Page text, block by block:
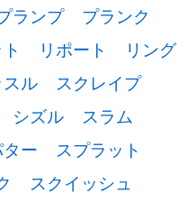
ランプ
プランク
リポート
リング
ル
スクレイプ
シズル
スラム
ー
スプラット
スクイッシュ